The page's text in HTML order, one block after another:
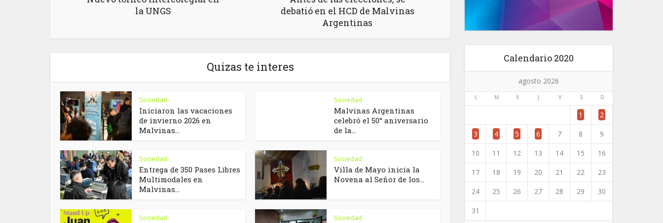
la UNGS
debatió en el HCD de Malvinas
Argentinas
Quizas te interes
Sociedad
Iniciaron las vacaciones
de invierno 2026 en
Malvinas...
Sociedad
Malvinas Argentinas
celebró el 50° aniversario
de la...
Sociedad
Entrega de 350 Pases Libres
Multimodales en
Malvinas...
Sociedad
Villa de Mayo inicia la
Novena al Señor de los...
Sociedad Sociedad
Calendario 2020
agosto 2026
L M X J V S D
1 2
3 4 5 6 7 8 9
10 11 12 13 14 15 16
17 18 19 20 21 22 23
24 25 26 27 28 29 30
31